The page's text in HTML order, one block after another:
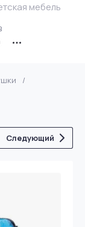
мебель
/
Следующий